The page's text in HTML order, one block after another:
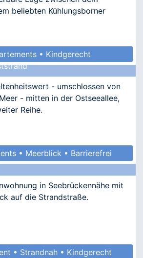
beliebten Kühlungsborner
• Kindgerecht
- umschlossen von
- mitten in der Ostseeallee,
Reihe.
• Meerblick • Barrierefrei
in Seebrückennähe mit
auf die Strandstraße.
• Strandnah • Kindgerecht